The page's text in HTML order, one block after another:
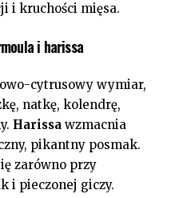
i kruchości mięsa.
i harissa
cytrusowy wymiar,
natkę, kolendrę,
Harissa wzmacnia
pikantny posmak.
zarówno przy
i pieczonej giczy.